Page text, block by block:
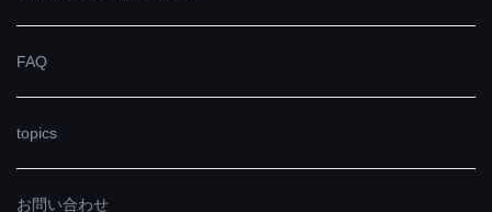
FAQ
topics
お問い合わせ